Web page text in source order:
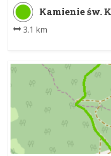
Kamienie św.
3.1 km